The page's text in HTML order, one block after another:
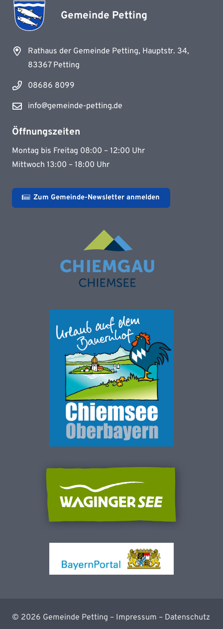
Gemeinde Petting
Rathaus der Gemeinde Petting, Hauptstr. 34,
83367 Petting
08686 8099
info@gemeinde-petting.de
Öffnungszeiten
Montag bis Freitag 08:00 – 12:00 Uhr
Mittwoch 13:00 – 18:00 Uhr
Zum Gemeinde-Newsletter anmelden
© 2026 Gemeinde Petting – Impressum – Datenschutz